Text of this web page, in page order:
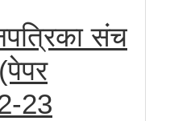
संच
23